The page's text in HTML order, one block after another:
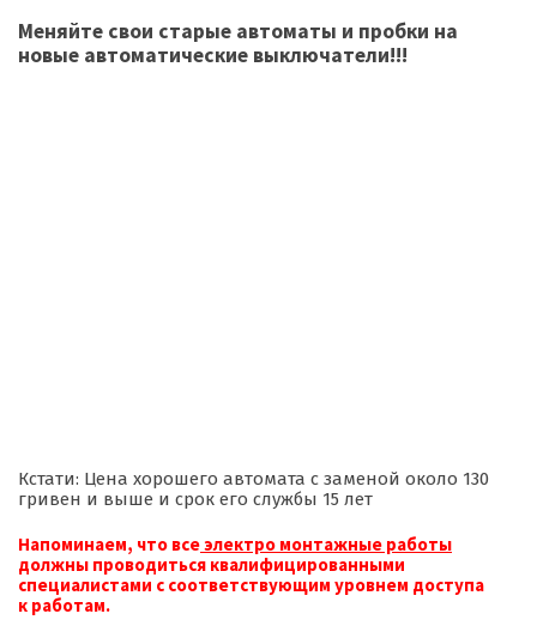
Меняйте свои старые автоматы и пробки на
новые автоматические выключатели!!!
Кстати: Цена хорошего автомата с заменой около 130
гривен и выше и срок его службы 15 лет
Напоминаем, что всеэлектро монтажные работы
должны проводиться квалифицированными
специалистами с соответствующим уровнем доступа
к работам.